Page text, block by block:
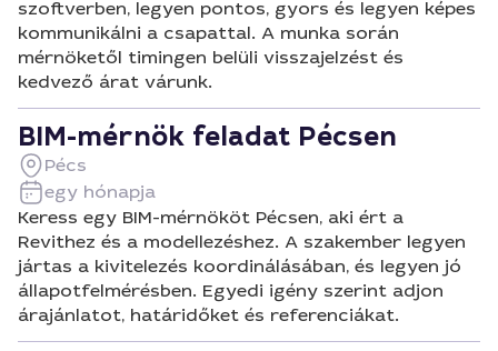
szoftverben, legyen pontos, gyors és legyen képes
kommunikálni a csapattal. A munka során
mérnöketől timingen belüli visszajelzést és
kedvező árat várunk.
BIM-mérnök feladat Pécsen
Pécs
egy hónapja
Keress egy BIM-mérnököt Pécsen, aki ért a
Revithez és a modellezéshez. A szakember legyen
jártas a kivitelezés koordinálásában, és legyen jó
állapotfelmérésben. Egyedi igény szerint adjon
árajánlatot, határidőket és referenciákat.